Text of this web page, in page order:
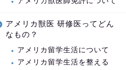
アメリカ獣医 研修医ってどん
なもの？
アメリカ留学生活について
アメリカ留学生活を整える